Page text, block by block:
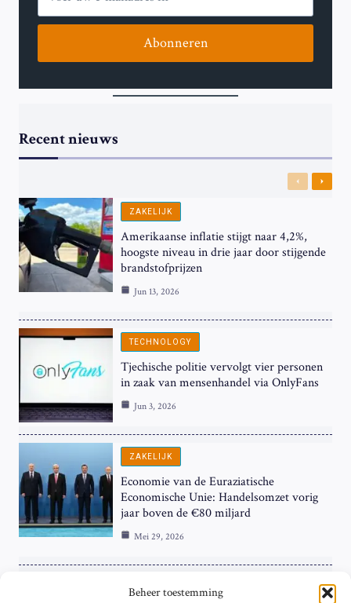
Beheer toestemming
Abonneren
Recent nieuws
Previous
Next
ZAKELIJK
Amerikaanse inflatie stijgt naar 4,2%,
hoogste niveau in drie jaar door stijgende
brandstofprijzen
Jun 13, 2026
TECHNOLOGY
Tjechische politie vervolgt vier personen
in zaak van mensenhandel via OnlyFans
Jun 3, 2026
ZAKELIJK
Economie van de Euraziatische
Economische Unie: Handelsomzet vorig
jaar boven de €80 miljard
Mei 29, 2026
ZAKELIJK